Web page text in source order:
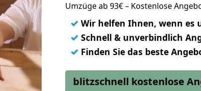
Umzüge ab 93€ – Kostenlose
✓ Wir helfen Ihnen, wenn es
✓ Schnell & unverbindlich
✓ Finden Sie das beste
blitzschnell kostenlose